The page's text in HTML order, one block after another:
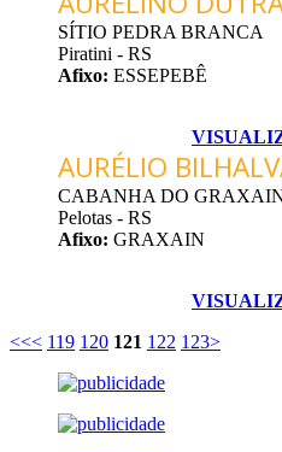
SÍTIO PEDRA BRANCA
Piratini - RS
Afixo: ESSEPEBÊ
AURÉLIO
CABANHA DO
Pelotas - RS
Afixo: GRAXAIN
<<< 119 120 121 122 123>